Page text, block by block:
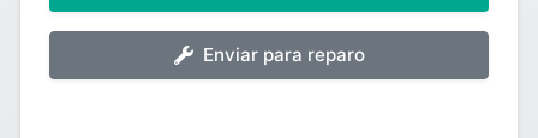
Enviar para reparo